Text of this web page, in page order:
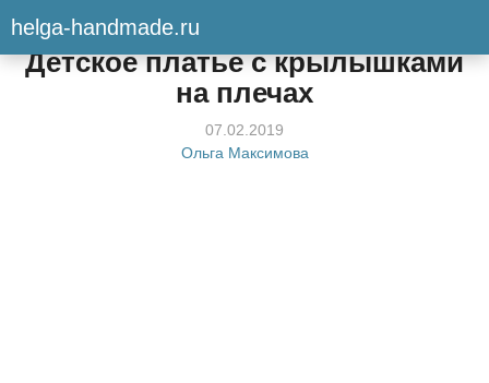
helga-handmade.ruМастер-класс
Детское платье с крылышками
на плечах
07.02.2019
Ольга Максимова